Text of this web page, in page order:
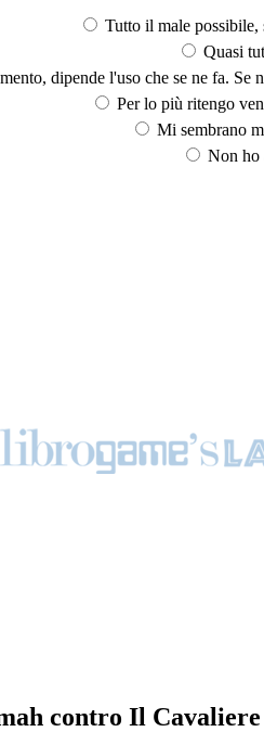
Tutto il male
Quasi
dipende l'uso che se ne fa. Se
Per lo più ritengo
Mi sembrano
Non ho
contro Il